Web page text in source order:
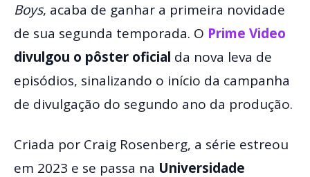
Boys, acaba de ganhar a primeira novidade
de sua segunda temporada. O Prime Video
divulgou o pôster oficial da nova leva de
episódios, sinalizando o início da campanha
de divulgação do segundo ano da produção.
Criada por Craig Rosenberg, a série estreou
em 2023 e se passa na Universidade